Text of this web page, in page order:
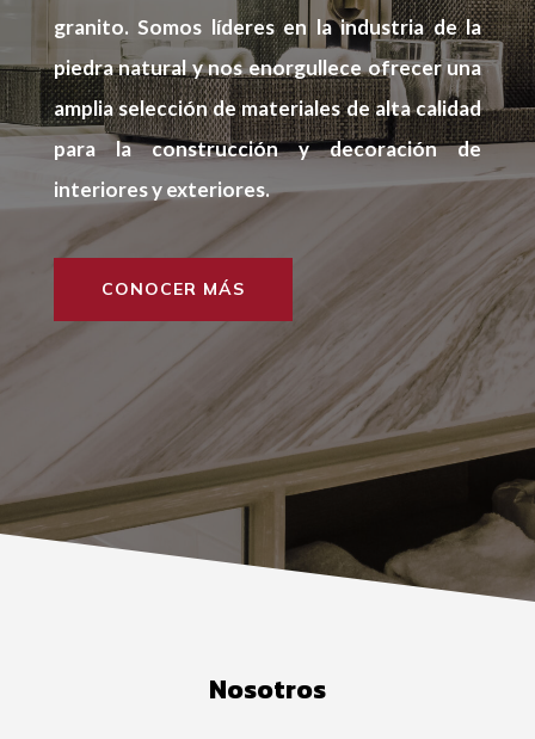
granito. Somos líderes en la industria de la
piedra natural y nos enorgullece ofrecer una
amplia selección de materiales de alta calidad
para la construcción y decoración de
interiores y exteriores.
CONOCER MÁS
Nosotros